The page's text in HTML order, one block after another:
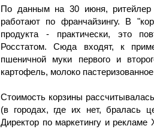
По данным на 30 июня, ритейлер
работают по франчайзингу. В
продукта - практически, это
Росстатом. Сюда входят, к
пшеничной муки первого и
картофель, молоко
Стоимость корзины
(в городах, где их нет, бралась
Директор по маркетингу и